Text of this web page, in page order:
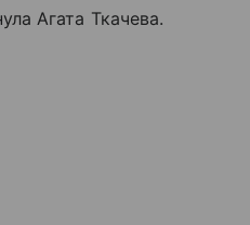
Агата Ткачева.